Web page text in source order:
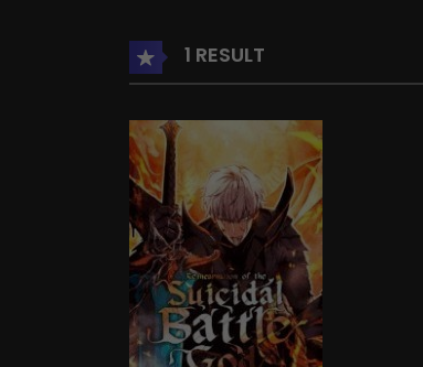
1 RESULT